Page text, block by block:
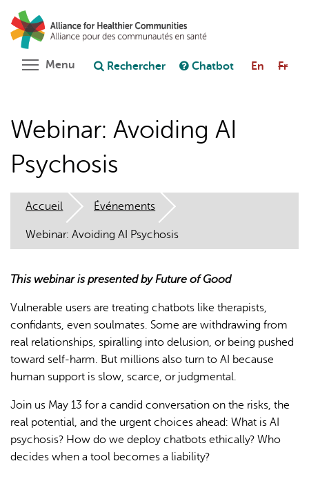
Aller
au
contenu
principal
Poser une question au chatbot
L'IA peut afficher des informations incorrectes, veuillez donc
vérifier toute réponse.
Menu Toggle menu visibility
Rechercher Chatbot En Fr
Webinar: Avoiding AI
Psychosis
Accueil Événements
Webinar: Avoiding AI Psychosis
This webinar is presented by Future of Good
Vulnerable users are treating chatbots like therapists,
confidants, even soulmates. Some are withdrawing from
real relationships, spiralling into delusion, or being pushed
toward self-harm. But millions also turn to AI because
human support is slow, scarce, or judgmental.
Join us May 13 for a candid conversation on the risks, the
real potential, and the urgent choices ahead: What is AI
psychosis? How do we deploy chatbots ethically? Who
decides when a tool becomes a liability?